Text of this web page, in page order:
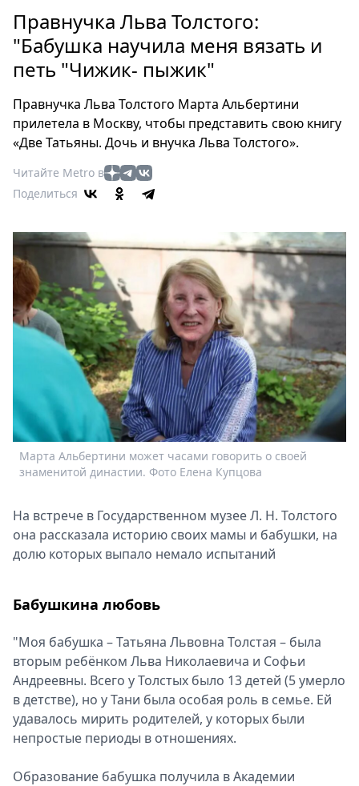
Россия
Мир
Здоровье
Туризм
Мода
Кино
Афиша
Выставки
Пресс-
релизы
О
Metro
Стримы
Спецпроекты
Звезды
Выборы
2026
Скачай
Metro
Правнучка Льва Толстого:
"Бабушка научила меня вязать и
петь "Чижик- пыжик"
Правнучка Льва Толстого Марта Альбертини
прилетела в Москву, чтобы представить свою книгу
«Две Татьяны. Дочь и внучка Льва Толстого».
Читайте Metro в
Поделиться
Марта Альбертини может часами говорить о своей
знаменитой династии. Фото Елена Купцова
На встрече в Государственном музее Л. Н. Толстого
она рассказала историю своих мамы и бабушки, на
долю которых выпало немало испытаний
Бабушкина любовь
"Моя бабушка – Татьяна Львовна Толстая – была
вторым ребёнком Льва Николаевича и Софьи
Андреевны. Всего у Толстых было 13 детей (5 умерло
в детстве), но у Тани была особая роль в семье. Ей
удавалось мирить родителей, у которых были
непростые периоды в отношениях.
Образование бабушка получила в Академии